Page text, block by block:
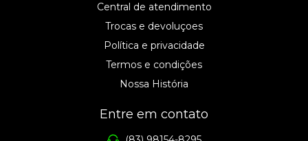
Central de atendimento
Trocas e devoluçoes
Política e privacidade
Termos e condições
Nossa História
Entre em contato